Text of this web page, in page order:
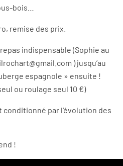
bois…
remise des prix.
indispensable (Sophie au
) jusqu’au
espagnole » ensuite !
ou roulage seul 10 €)
par l‘évolution des
!